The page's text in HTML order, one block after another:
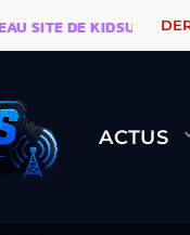
DE KIDSUNE
ACTUS